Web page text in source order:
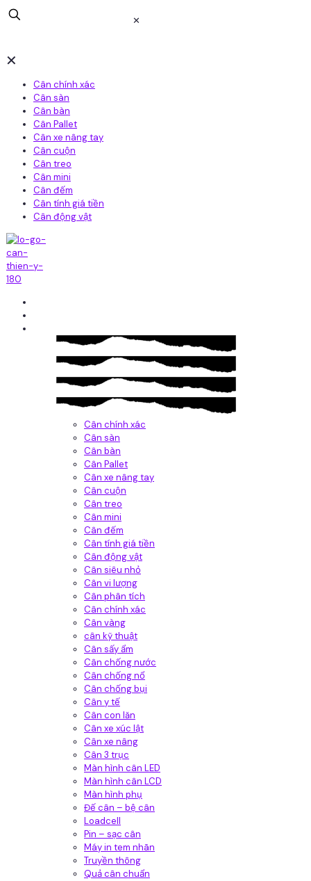
✕
✕
Cân chính xác
Cân sàn
Cân bàn
Cân Pallet
Cân xe nâng tay
Cân cuộn
Cân treo
Cân mini
Cân đếm
Cân tính giá tiền
Cân động vật
Cân chính xác
Cân sàn
Cân bàn
Cân Pallet
Cân xe nâng tay
Cân cuộn
Cân treo
Cân mini
Cân đếm
Cân tính giá tiền
Cân động vật
Cân siêu nhỏ
Cân vi lượng
Cân phân tích
Cân chính xác
Cân vàng
cân kỹ thuật
Cân sấy ẩm
Cân chống nước
Cân chống nổ
Cân chống bụi
Cân y tế
Cân con lăn
Cân xe xúc lật
Cân xe nâng
Cân 3 trục
Màn hình cân LED
Màn hình cân LCD
Màn hình phụ
Đế cân – bệ cân
Loadcell
Pin – sạc cân
Máy in tem nhãn
Truyền thông
Quả cân chuẩn